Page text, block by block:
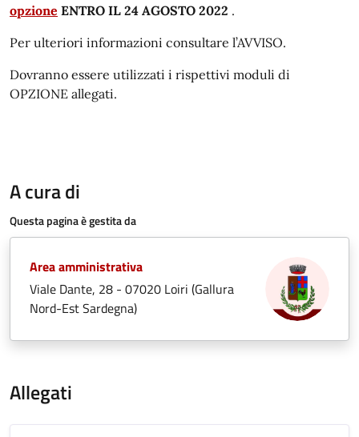
opzione ENTRO IL 24 AGOSTO 2022 .
Per ulteriori informazioni consultare l’AVVISO.
Dovranno essere utilizzati i rispettivi moduli di
OPZIONE allegati.
A cura di
Questa pagina è gestita da
Area amministrativa
Viale Dante, 28 - 07020 Loiri (Gallura
Nord-Est Sardegna)
Allegati